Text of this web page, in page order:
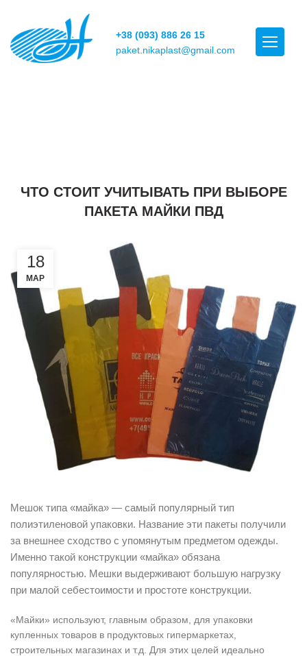
+38 (093) 886 26 15
paket.nikaplast@gmail.com
ЧТО СТОИТ УЧИТЫВАТЬ ПРИ ВЫБОРЕ
ПАКЕТА МАЙКИ ПВД
18
МАР
Мешок типа «майка» — самый популярный тип
полиэтиленовой упаковки. Название эти пакеты получили
за внешнее сходство с упомянутым предметом одежды.
Именно такой конструкции «майка» обязана
популярностью. Мешки выдерживают большую нагрузку
при малой себестоимости и простоте конструкции.
«Майки» используют, главным образом, для упаковки
купленных товаров в продуктовых гипермаркетах,
строительных магазинах и т.д. Для этих целей идеально